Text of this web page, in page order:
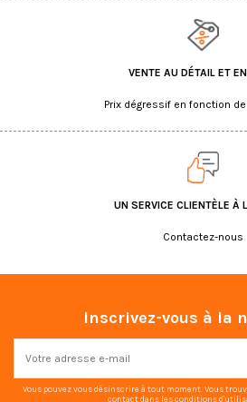
VENTE AU DÉTAIL ET
Prix dégressif en fonction
UN SERVICE CLIENTÈLE À
Contactez-nous
Inscrivez-vous à la
Vous pouvez vous désinscrire à tout moment. Vous
contact dans les conditions